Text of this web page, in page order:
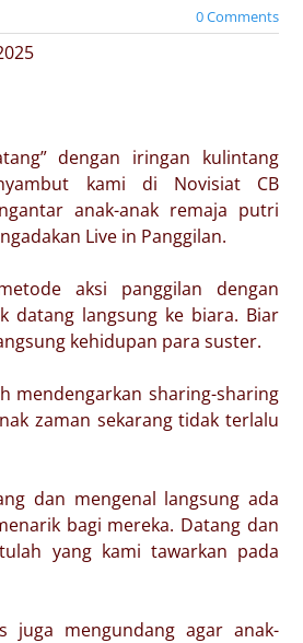
0 Comments
dengan iringan kulintang
kami di Novisiat CB
anak-anak remaja putri
Live in Panggilan.
aksi panggilan dengan
datang langsung ke biara. Biar
kehidupan para suster.
mendengarkan sharing-sharing
zaman sekarang tidak terlalu
dan mengenal langsung ada
bagi mereka. Datang dan
yang kami tawarkan pada
juga mengundang agar anak-